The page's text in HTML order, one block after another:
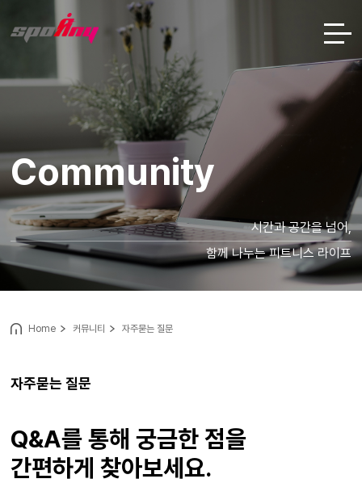
Community
시간과 공간을 넘어,
함께 나누는 피트니스 라이프
자주묻는 질문
Home 커뮤니티 자주묻는 질문
Q&A를 통해 궁금한 점을
간편하게 찾아보세요.